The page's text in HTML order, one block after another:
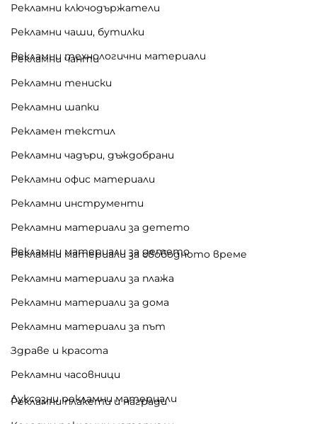
Рекламни ключодържатели
Рекламни чаши, бутилки
Рекламни технологични материали
Рекламни чанти
Рекламни тениски
Рекламни шапки
Рекламен текстил
Рекламни чадъри, дъждобрани
Рекламни офис материали
Рекламни инструменти
Рекламни материали за детето
Рекламни материали за детето
Рекламни материали за свободното време
Рекламни материали за плажа
Рекламни материали за дома
Рекламни материали за път
Здраве и красота
Рекламни часовници
Луксозни рекламни материали
Рекламни плакети и награди